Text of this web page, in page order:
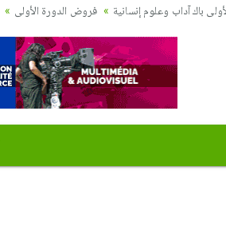
باك آداب وعلوم إنسانية فروض الدورة الأولى